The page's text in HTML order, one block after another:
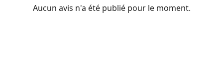
Aucun avis n'a été publié pour le moment.